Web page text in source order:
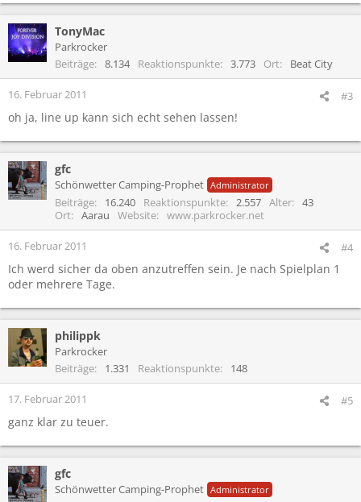
TonyMac
Parkrocker
Beiträge
8.134 Reaktionspunkte 3.773 Ort Beat City
16. Februar 2011 #3
oh ja, line up kann sich echt sehen lassen!
gfc
Schönwetter Camping-Prophet Administrator
Beiträge 16.240 Reaktionspunkte 2.557 Alter
43
Ort
Aarau Website www.parkrocker.net
16. Februar 2011 #4
Ich werd sicher da oben anzutreffen sein. Je nach Spielplan 1
oder mehrere Tage.
philippk
Parkrocker
Beiträge
1.331 Reaktionspunkte 148
17. Februar 2011 #5
ganz klar zu teuer.
gfc
Schönwetter Camping-Prophet Administrator